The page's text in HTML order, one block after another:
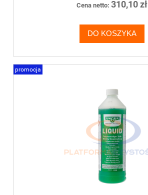
Cena netto: 310,10 zł
DO KOSZYKA
promocja